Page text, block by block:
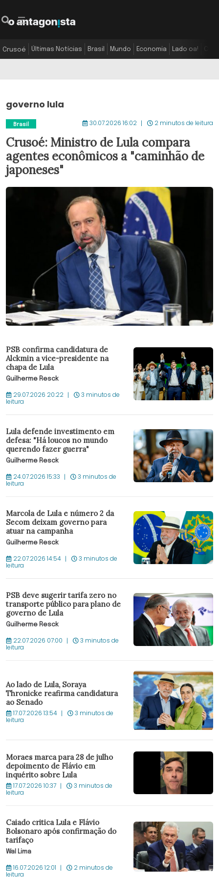
Crusoé Últimas Notícias Brasil Mundo Economia Lado oa!
governo lula
Brasil 30.07.2026 16:02 2 minutos de leitura
Crusoé: Ministro de Lula compara
agentes econômicos a "caminhão de
japoneses"
PSB confirma candidatura de
Alckmin a vice-presidente na
chapa de Lula
Guilherme Resck
29.07.2026 20:22 3 minutos de
leitura
Lula defende investimento em
defesa: "Há loucos no mundo
querendo fazer guerra"
Guilherme Resck
24.07.2026 15:33 3 minutos de
leitura
Marcola de Lula e número 2 da
Secom deixam governo para
atuar na campanha
Guilherme Resck
22.07.2026 14:54 3 minutos de
leitura
PSB deve sugerir tarifa zero no
transporte público para plano de
governo de Lula
Guilherme Resck
22.07.2026 07:00 3 minutos de
leitura
Ao lado de Lula, Soraya
Thronicke reafirma candidatura
ao Senado
17.07.2026 13:54 3 minutos de
leitura
Moraes marca para 28 de julho
depoimento de Flávio em
inquérito sobre Lula
17.07.2026 10:37 3 minutos de
leitura
Caiado critica Lula e Flávio
Bolsonaro após confirmação do
tarifaço
Wal Lima
16.07.2026 12:01 2 minutos de
leitura